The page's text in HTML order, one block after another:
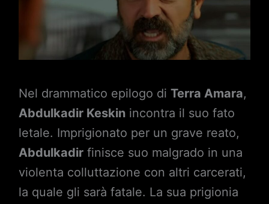
Nel drammatico epilogo di Terra Amara,
Abdulkadir Keskinincontra il suo fato
letale. Imprigionato per un grave reato,
Abdulkadirfinisce suo malgrado in una
violenta colluttazione con altri carcerati,
la quale gli sarà fatale. La sua prigionia